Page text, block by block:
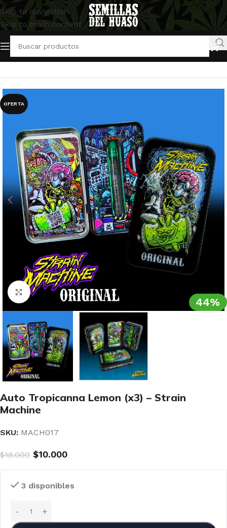
Skip to navigation
Skip to main content
Inicio/Semillas Autoflorecientes/Strain Machine
OFERTA
44%
Clic para ampliar
Auto Tropicanna Lemon (x3) – Strain
Machine
SKU: MACH017
$18.000 $10.000
3 disponibles